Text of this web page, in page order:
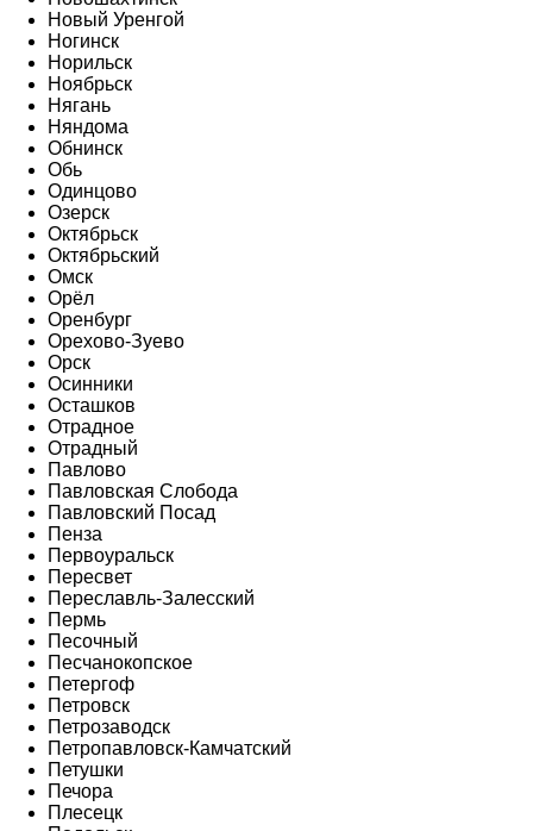
Новый Уренгой
Ногинск
Норильск
Ноябрьск
Нягань
Няндома
Обнинск
Обь
Одинцово
Озерск
Октябрьск
Октябрьский
Омск
Орёл
Оренбург
Орехово-Зуево
Орск
Осинники
Осташков
Отрадное
Отрадный
Павлово
Павловская Слобода
Павловский Посад
Пенза
Первоуральск
Пересвет
Переславль-Залесский
Пермь
Песочный
Песчанокопское
Петергоф
Петровск
Петрозаводск
Петропавловск-Камчатский
Петушки
Печора
Плесецк